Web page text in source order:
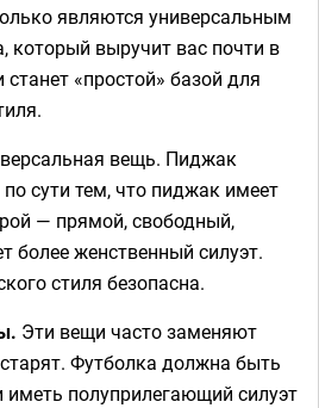
являются универсальным
который выручит вас почти в
«простой» базой для
вещь. Пиджак
сути тем, что пиджак имеет
— прямой, свободный,
более женственный силуэт.
стиля безопасна.
Эти вещи часто заменяют
Футболка должна быть
иметь полуприлегающий силуэт